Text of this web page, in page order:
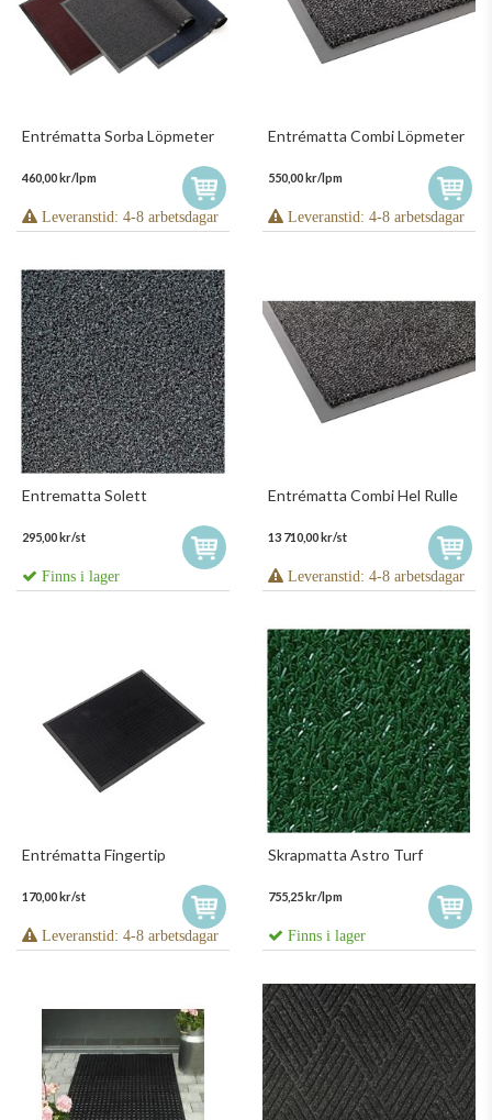
Entrématta Sorba Löpmeter
460,00 kr/lpm
Leveranstid: 4-8 arbetsdagar
Entrématta Combi Löpmeter
550,00 kr/lpm
Leveranstid: 4-8 arbetsdagar
Entrematta Solett
295,00 kr/st
Finns i lager
Entrématta Combi Hel Rulle
13 710,00 kr/st
Leveranstid: 4-8 arbetsdagar
Entrématta Fingertip
170,00 kr/st
Leveranstid: 4-8 arbetsdagar
Skrapmatta Astro Turf
755,25 kr/lpm
Finns i lager